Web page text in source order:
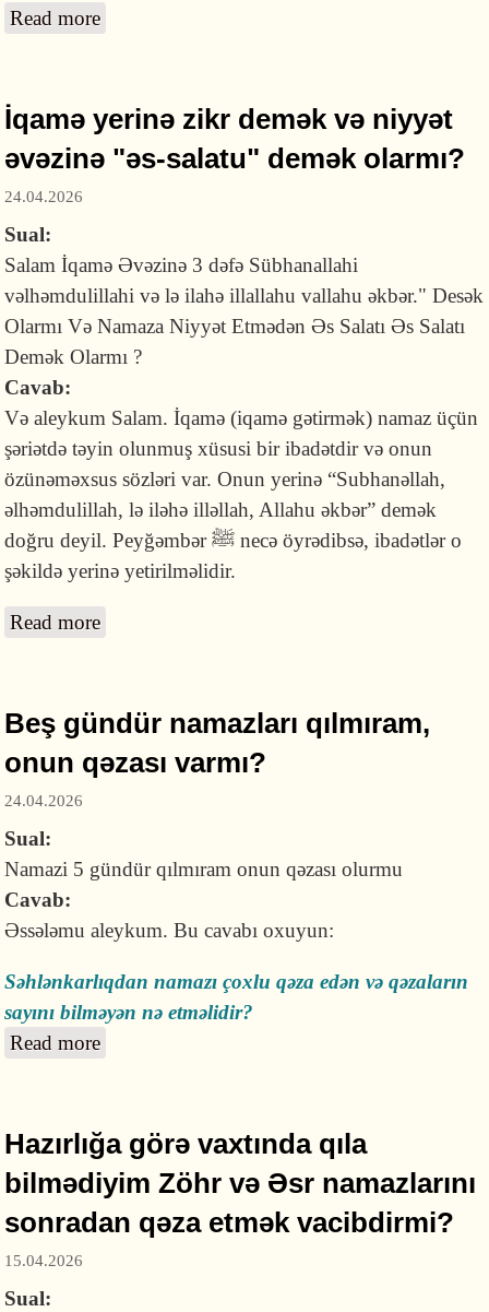
Read more
İqamə yerinə zikr demək və niyyət
əvəzinə "əs-salatu" demək olarmı?
24.04.2026
Sual:
Salam İqamə Əvəzinə 3 dəfə Sübhanallahi
vəlhəmdulillahi və lə ilahə illallahu vallahu əkbər." Desək
Olarmı Və Namaza Niyyət Etmədən Əs Salatı Əs Salatı
Demək Olarmı ?
Cavab:
Və aleykum Salam. İqamə (iqamə gətirmək) namaz üçün
şəriətdə təyin olunmuş xüsusi bir ibadətdir və onun
özünəməxsus sözləri var. Onun yerinə “Subhanəllah,
əlhəmdulillah, lə iləhə illəllah, Allahu əkbər” demək
doğru deyil. Peyğəmbər ﷺ necə öyrədibsə, ibadətlər o
şəkildə yerinə yetirilməlidir.
Read more
Beş gündür namazları qılmıram,
onun qəzası varmı?
24.04.2026
Sual:
Namazi 5 gündür qılmıram onun qəzası olurmu
Cavab:
Əssələmu aleykum. Bu cavabı oxuyun:
Səhlənkarlıqdan namazı çoxlu qəza edən və qəzaların
sayını bilməyən nə etməlidir?
Read more
Hazırlığa görə vaxtında qıla
bilmədiyim Zöhr və Əsr namazlarını
sonradan qəza etmək vacibdirmi?
15.04.2026
Sual: